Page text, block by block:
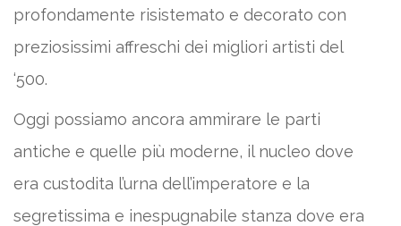
profondamente risistemato e decorato con
preziosissimi affreschi dei migliori artisti del
‘500.
Oggi possiamo ancora ammirare le parti
antiche e quelle più moderne, il nucleo dove
era custodita l’urna dell’imperatore e la
segretissima e inespugnabile stanza dove era